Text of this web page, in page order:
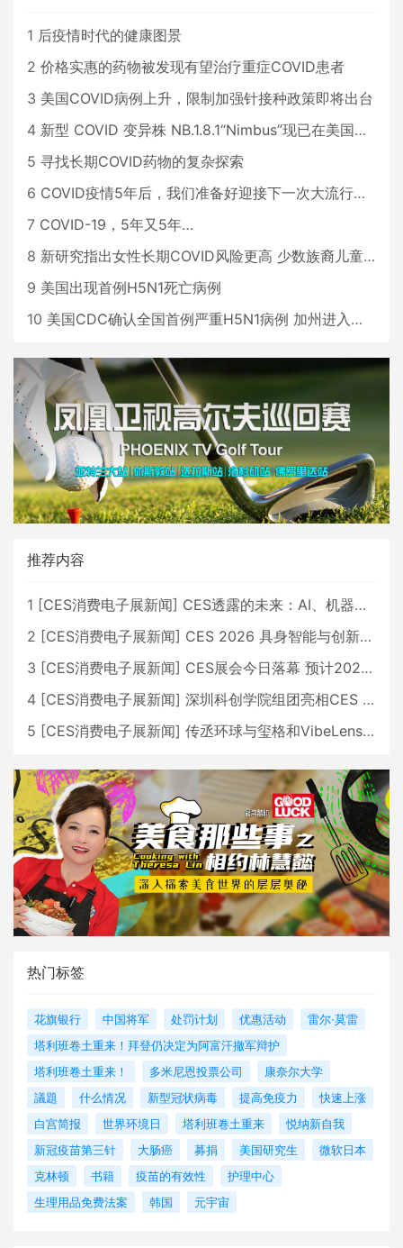
1 后疫情时代的健康图景
2 价格实惠的药物被发现有望治疗重症COVID患者
3 美国COVID病例上升，限制加强针接种政策即将出台
4 新型 COVID 变异株 NB.1.8.1“Nimbus”现已在美国占据主导地位
5 寻找长期COVID药物的复杂探索
6 COVID疫情5年后，我们准备好迎接下一次大流行了吗？
7 COVID-19，5年又5年…
8 新研究指出女性长期COVID风险更高 少数族裔儿童存在差异
9 美国出现首例H5N1死亡病例
10 美国CDC确认全国首例严重H5N1病例 加州进入紧急状态
推荐内容
1 [CES消费电子展新闻] CES透露的未来：AI、机器人与智能生活大爆发
2 [CES消费电子展新闻] CES 2026 具身智能与创新领域 中国公司大放异彩
3 [CES消费电子展新闻] CES展会今日落幕 预计2026行业收入将超五千亿美元
4 [CES消费电子展新闻] 深圳科创学院组团亮相CES 广受好评
5 [CES消费电子展新闻] 传丞环球与玺格和VibeLens共同推出全新耳机
热门标签
花旗银行 中国将军 处罚计划 优惠活动
雷尔·莫雷
塔利班卷土重来！拜登仍决定为阿富汗撤军辩护
塔利班卷土重来！
多米尼恩投票公司
康奈尔大学
議題
什么情况 新型冠状病毒 提高免疫力
快速上涨
白宫简报
世界环境日 塔利班卷土重来
悦纳新自我
新冠疫苗第三针
大肠癌 募捐 美国研究生
微软日本
克林顿
书籍 疫苗的有效性
护理中心
生理用品免费法案
韩国 元宇宙